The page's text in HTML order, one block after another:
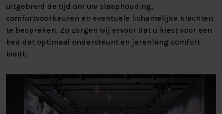
uitgebreid de tijd om uw slaaphouding,
comfortvoorkeuren en eventuele lichamelijke klachten
te bespreken. Zo zorgen wij ervoor dat u kiest voor een
bed dat optimaal ondersteunt en jarenlang comfort
biedt.